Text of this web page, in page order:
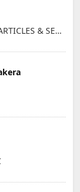
EAST SPORTS EQUIPMENT ARTICLES & SERVICES L.L.C